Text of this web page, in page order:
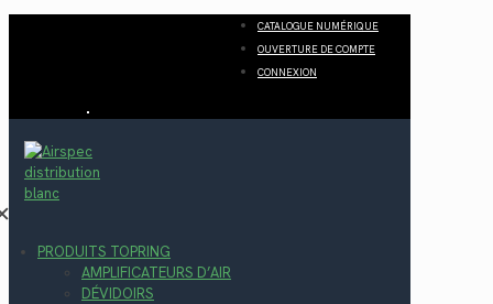
CATALOGUE NUMÉRIQUE
OUVERTURE DE COMPTE
CONNEXION
PRODUITS TOPRING
AMPLIFICATEURS D’AIR
DÉVIDOIRS